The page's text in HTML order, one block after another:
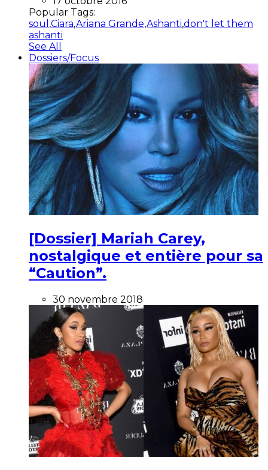
Popular Tags:
soul ,Ciara,Ariana Grande,Ashanti,don't let them
ashanti
See All
Dossiers/Focus
[Dossier] Mariah Carey,
nostalgique et entière pour sa
“Caution”.
30 novembre 2018